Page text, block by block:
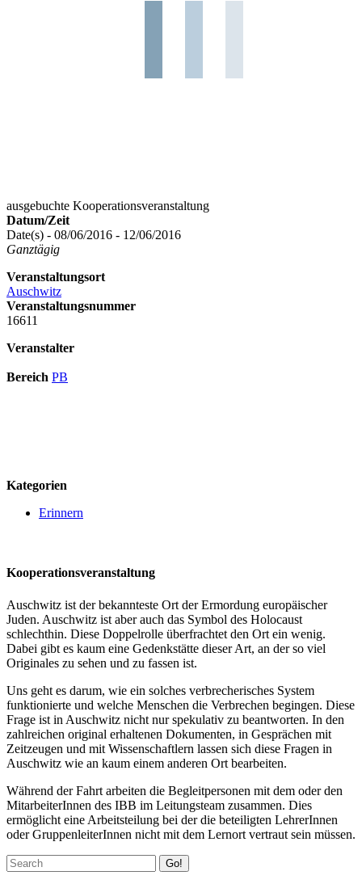
ausgebuchte Kooperationsveranstaltung
Datum/Zeit
Date(s) - 08/06/2016 - 12/06/2016
Ganztägig
Veranstaltungsort
Auschwitz
Veranstaltungsnummer
16611
Veranstalter
Bereich PB
Kategorien
Erinnern
Kooperationsveranstaltung
Auschwitz ist der bekannteste Ort der Ermordung europäischer
Juden. Auschwitz ist aber auch das Symbol des Holocaust
schlechthin. Diese Doppelrolle überfrachtet den Ort ein wenig.
Dabei gibt es kaum eine Gedenkstätte dieser Art, an der so viel
Originales zu sehen und zu fassen ist.
Uns geht es darum, wie ein solches verbrecherisches System
funktionierte und welche Menschen die Verbrechen begingen. Diese
Frage ist in Auschwitz nicht nur spekulativ zu beantworten. In den
zahlreichen original erhaltenen Dokumenten, in Gesprächen mit
Zeitzeugen und mit Wissenschaftlern lassen sich diese Fragen in
Auschwitz wie an kaum einem anderen Ort bearbeiten.
Während der Fahrt arbeiten die Begleitpersonen mit dem oder den
MitarbeiterInnen des IBB im Leitungsteam zusammen. Dies
ermöglicht eine Arbeitsteilung bei der die beteiligten LehrerInnen
oder GruppenleiterInnen nicht mit dem Lernort vertraut sein müssen.
Go!